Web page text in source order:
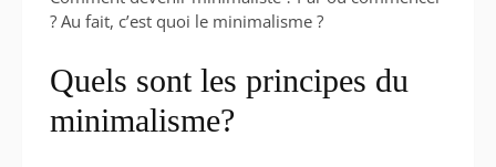
? Au fait, c’est quoi le minimalisme ?
Quels sont les principes du
minimalisme?